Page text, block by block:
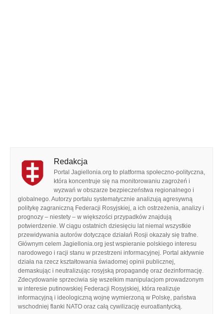
Redakcja
Portal Jagiellonia.org to platforma społeczno-polityczna,
która koncentruje się na monitorowaniu zagrożeń i
wyzwań w obszarze bezpieczeństwa regionalnego i
globalnego. Autorzy portalu systematycznie analizują agresywną
politykę zagraniczną Federacji Rosyjskiej, a ich ostrzeżenia, analizy i
prognozy – niestety – w większości przypadków znajdują
potwierdzenie. W ciągu ostatnich dziesięciu lat niemal wszystkie
przewidywania autorów dotyczące działań Rosji okazały się trafne.
Głównym celem Jagiellonia.org jest wspieranie polskiego interesu
narodowego i racji stanu w przestrzeni informacyjnej. Portal aktywnie
działa na rzecz kształtowania świadomej opinii publicznej,
demaskując i neutralizując rosyjską propagandę oraz dezinformację.
Zdecydowanie sprzeciwia się wszelkim manipulacjom prowadzonym
w interesie putinowskiej Federacji Rosyjskiej, która realizuje
informacyjną i ideologiczną wojnę wymierzoną w Polskę, państwa
wschodniej flanki NATO oraz całą cywilizację euroatlantycką.